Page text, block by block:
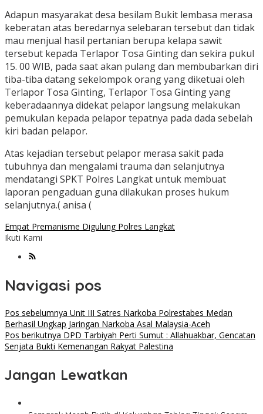
Adapun masyarakat desa besilam Bukit lembasa merasa
keberatan atas beredarnya selebaran tersebut dan tidak
mau menjual hasil pertanian berupa kelapa sawit
tersebut kepada Terlapor Tosa Ginting dan sekira pukul
15. 00 WIB, pada saat akan pulang dan membubarkan diri
tiba-tiba datang sekelompok orang yang diketuai oleh
Terlapor Tosa Ginting, Terlapor Tosa Ginting yang
keberadaannya didekat pelapor langsung melakukan
pemukulan kepada pelapor tepatnya pada dada sebelah
kiri badan pelapor.
Atas kejadian tersebut pelapor merasa sakit pada
tubuhnya dan mengalami trauma dan selanjutnya
mendatangi SPKT Polres Langkat untuk membuat
laporan pengaduan guna dilakukan proses hukum
selanjutnya.( anisa (
Empat Premanisme Digulung Polres Langkat
Ikuti Kami
Navigasi pos
Pos sebelumnya Unit III Satres Narkoba Polrestabes Medan
Berhasil Ungkap Jaringan Narkoba Asal Malaysia-Aceh
Pos berikutnya DPD Tarbiyah Perti Sumut : Allahuakbar, Gencatan
Senjata Bukti Kemenangan Rakyat Palestina
Jangan Lewatkan